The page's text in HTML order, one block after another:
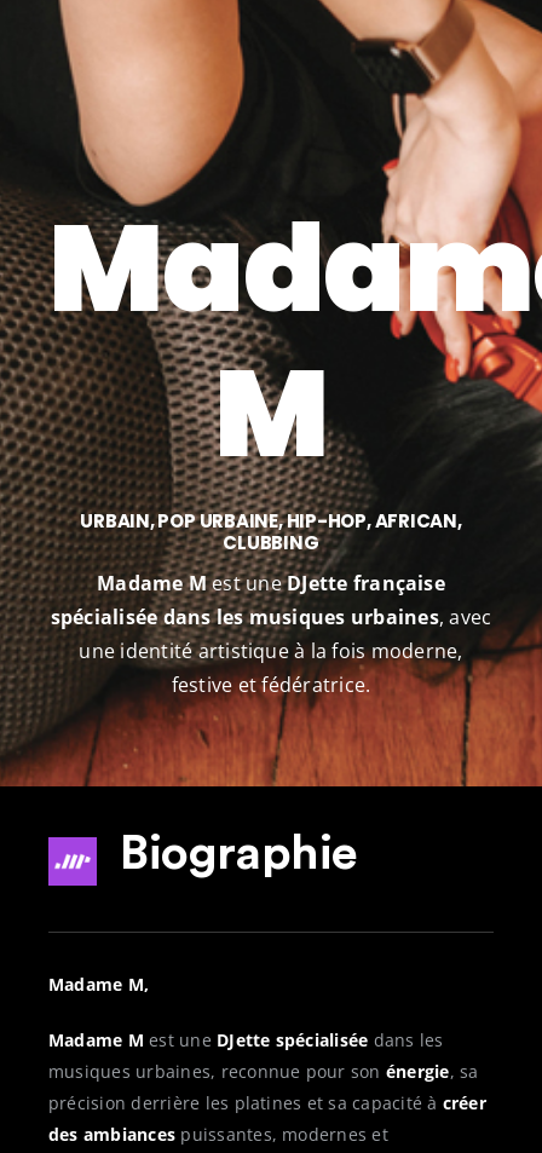
M
URBAIN, POP URBAINE, HIP-HOP, AFRICAN,
CLUBBING
Madame Mest uneDJette française
spécialisée dans les musiques urbaines, avec
une identité artistique à la fois moderne,
festive et fédératrice.
Biographie
Madame M,
Madame M est une DJette spécialisée dans les
musiques urbaines, reconnue pour son énergie, sa
précision derrière les platines et sa capacité à créer
des ambiances puissantes, modernes et